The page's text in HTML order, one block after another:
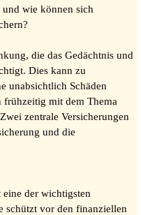
und wie können sich
die das Gedächtnis und
Dies kann zu
unabsichtlich Schäden
frühzeitig mit dem Thema
zentrale Versicherungen
und die
der wichtigsten
schützt vor den finanziellen